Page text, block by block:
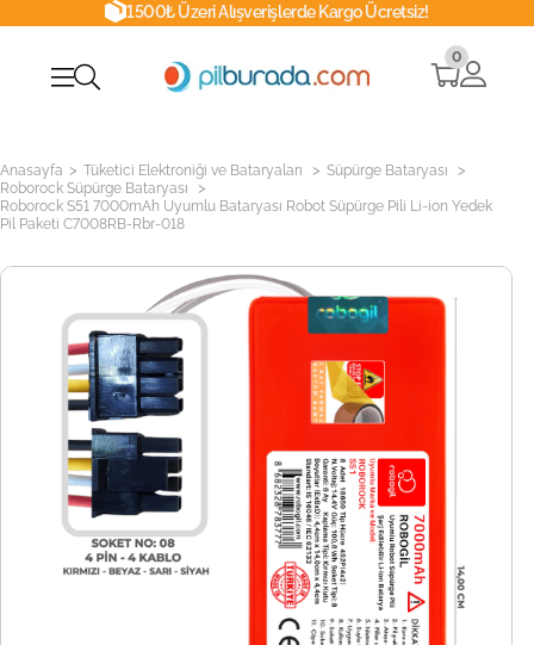
1500₺ Üzeri Alışverişlerde Kargo Ücretsiz!
0
Anasayfa > Tüketici Elektroniği ve Bataryaları > Süpürge Bataryası >
Roborock Süpürge Bataryası >
Roborock S51 7000mAh Uyumlu Bataryası Robot Süpürge Pili Li-ion Yedek
Pil Paketi C7008RB-Rbr-018